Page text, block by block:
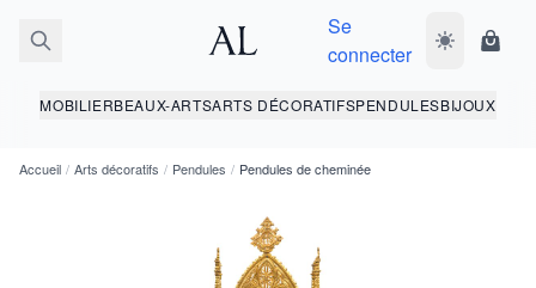
Se
connecter
Basculer le
MOBILIERBEAUX-ARTSARTS DÉCORATIFSPENDULESBIJOUX
Accueil / Arts décoratifs / Pendules / Pendules de cheminée